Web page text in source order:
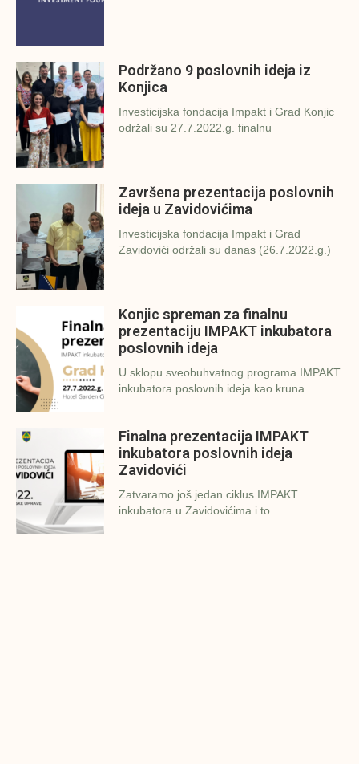
Podržano 9 poslovnih ideja iz
Konjica
Investicijska fondacija Impakt i Grad Konjic
održali su 27.7.2022.g. finalnu
Završena prezentacija poslovnih
ideja u Zavidovićima
Investicijska fondacija Impakt i Grad
Zavidovići održali su danas (26.7.2022.g.)
Konjic spreman za finalnu
prezentaciju IMPAKT inkubatora
poslovnih ideja
U sklopu sveobuhvatnog programa IMPAKT
inkubatora poslovnih ideja kao kruna
Finalna prezentacija IMPAKT
inkubatora poslovnih ideja
Zavidovići
Zatvaramo još jedan ciklus IMPAKT
inkubatora u Zavidovićima i to